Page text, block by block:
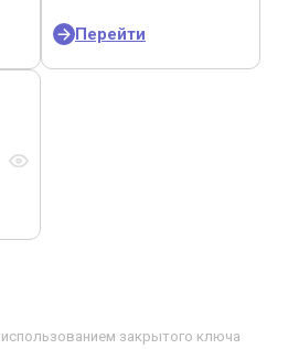
Перейти
закрытого ключа